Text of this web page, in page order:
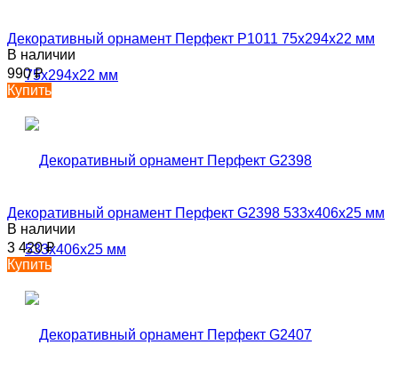
Декоративный орнамент Перфект P1011 75х294х22 мм
В наличии
990₽
Купить
Декоративный орнамент Перфект G2398 533х406х25 мм
В наличии
3 420₽
Купить